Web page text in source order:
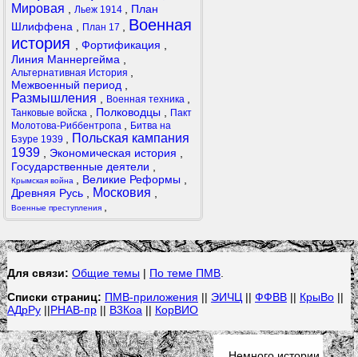
Мировая
Льеж 1914
План
Шлиффена
План 17
Военная
история
Фортификация
Линия Маннергейма
Альтернативная История
Межвоенный период
Размышления Военная техника
Танковые войска Полководцы
Пакт
Молотова-Риббентропа
Битва на
Бзуре 1939
Польская кампания
1939
Экономическая история
Государственные деятели
Крымская война Великие Реформы
Древняя Русь
Московия
Военные преступления
Для связи: Общие темы | По теме ПМВ.
Списки страниц: ПМВ-приложения || ЭИЧЦ || ФФВВ|| КрыВо||
АДрРу||РНАВ-пр|| В3Коа || КорВИО